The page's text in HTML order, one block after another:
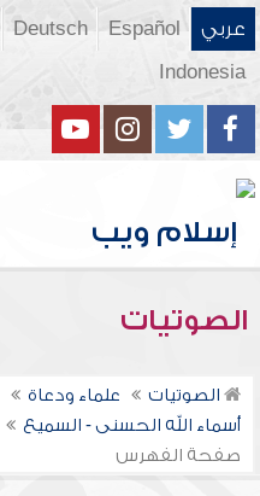
عربي Español
Deutsch
Indonesia
الصوتيات
الصوتيات علماء ودعاة
أسماء الله الحسنى - السميع
صفحة الفهرس